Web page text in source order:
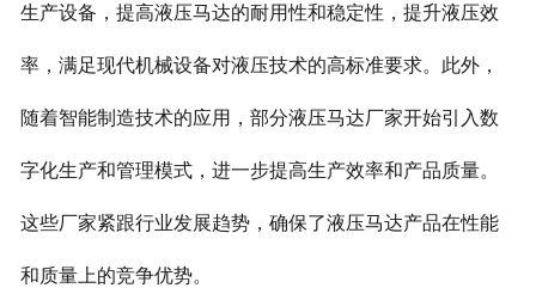
生产设备，提高液压马达的耐用性和稳定性，提升液压效
率，满足现代机械设备对液压技术的高标准要求。此外，
随着智能制造技术的应用，部分液压马达厂家开始引入数
字化生产和管理模式，进一步提高生产效率和产品质量。
这些厂家紧跟行业发展趋势，确保了液压马达产品在性能
和质量上的竞争优势。